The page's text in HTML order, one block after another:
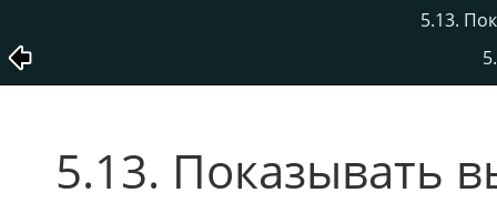
5.13.
5.13. Показывать